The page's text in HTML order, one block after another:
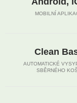
MOBILNÍ
Clean
AUTOMATICKÉ
SBĚRNÉHO